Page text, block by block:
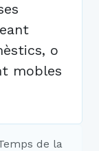
o
mobles
de la